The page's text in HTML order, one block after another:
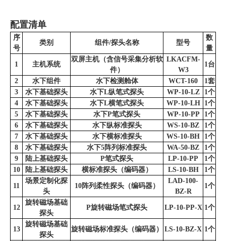
配置清单
序
号
类别 组件/探头名称 型号
数
量
1 主机系统
双屏主机（含信号采集分析软
件）
LKACFM-
W3
1台
2 水下组件 水下检测舱体 WCT-160
1套
3
水下基础探头 水下L纵笔式探头 WP-10-LZ
1个
4
水下基础探头 水下L横笔式探头 WP-10-LH
1个
5
水下基础探头 水下P笔式探头 WP-10-PP
1个
6
水下基础探头 水下纵标准探头 WS-10-BZ
1个
7
水下基础探头 水下横标准探头 WS-10-BH
1个
8
水下基础探头 水下5阵列标准探头 WA-50-BZ
1个
9
陆上基础探头 P笔式探头 LP-10-PP
1个
10
陆上基础探头 横标准探头（编码器） LS-10-BH 1个
11
场景定制化探
头
10阵列柔性探头（编码器）
LAD-100-
BZ-R
1个
12
旋转磁场基础
探头
P旋转磁场笔式探头 LP-10-PP-X 1个
13
旋转磁场基础
探头
旋转磁场标准探头（编码器） LS-10-BZ-X 1个